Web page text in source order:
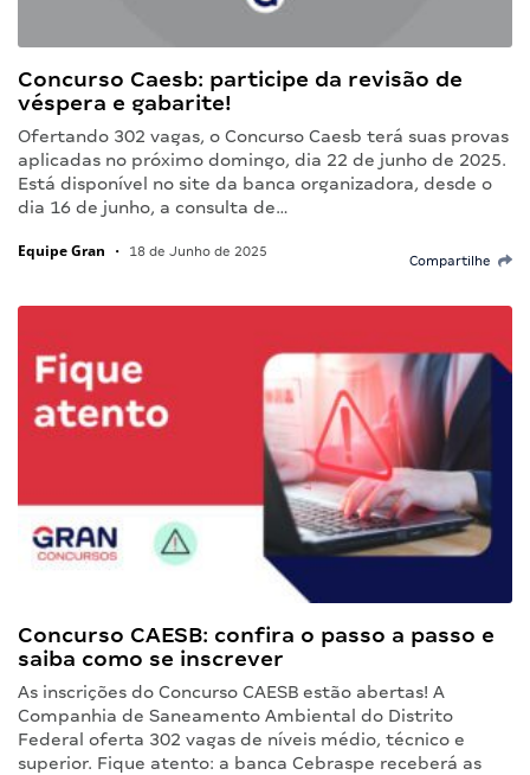
Concurso Caesb: participe da revisão de
véspera e gabarite!
Ofertando 302 vagas, o Concurso Caesb terá suas provas
aplicadas no próximo domingo, dia 22 de junho de 2025.
Está disponível no site da banca organizadora, desde o
dia 16 de junho, a consulta de…
Equipe Gran • 18 de Junho de 2025
Compartilhe
Concurso CAESB: confira o passo a passo e
saiba como se inscrever
As inscrições do Concurso CAESB estão abertas! A
Companhia de Saneamento Ambiental do Distrito
Federal oferta 302 vagas de níveis médio, técnico e
superior. Fique atento: a banca Cebraspe receberá as